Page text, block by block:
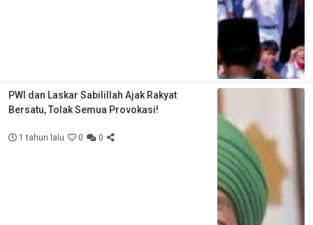
PWI dan Laskar Sabilillah Ajak Rakyat
Bersatu, Tolak Semua Provokasi!
1 tahun lalu 0 0